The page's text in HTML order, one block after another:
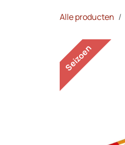
Alle producten
Seizoen